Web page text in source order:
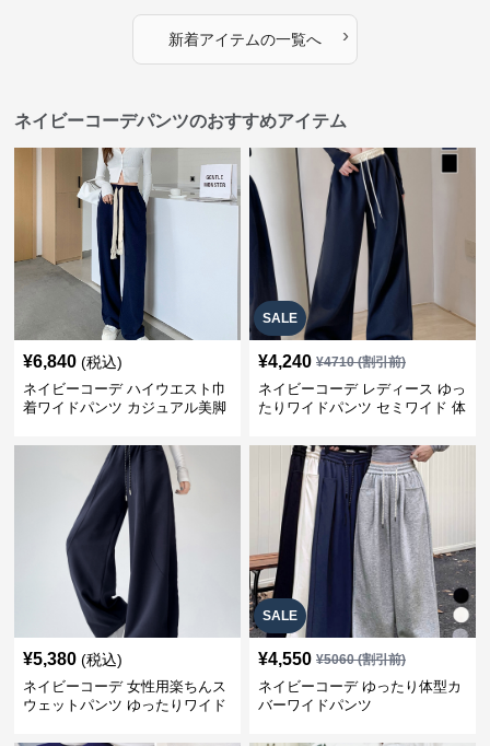
新着アイテムの一覧へ ›
ネイビーコーデパンツのおすすめアイテム
¥6,840 (税込)
ネイビーコーデ ハイウエスト巾
着ワイドパンツ カジュアル美脚
SALE
¥4,240 ¥4710(割引前)
ネイビーコーデ レディース ゆっ
たりワイドパンツ セミワイド 体
¥5,380 (税込)
ネイビーコーデ 女性用楽ちんス
ウェットパンツ ゆったりワイド
SALE
¥4,550 ¥5060(割引前)
ネイビーコーデ ゆったり体型カ
バーワイドパンツ